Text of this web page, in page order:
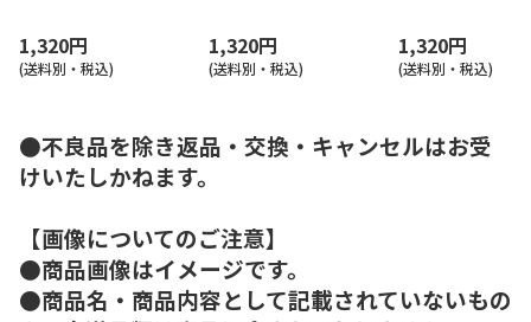
1,320円
(送料別・税込)
1,320円
(送料別・税込)
1,320円
(送料別・税込)
●不良品を除き返品・交換・キャンセルはお受
けいたしかねます。
【画像についてのご注意】
●商品画像はイメージです。
●商品名・商品内容として記載されていないもの